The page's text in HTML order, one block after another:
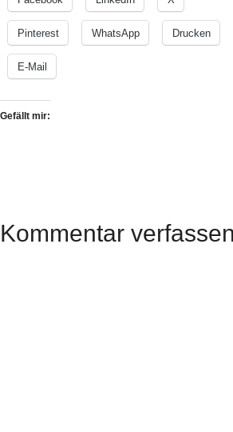
Pinterest WhatsApp Drucken
E-Mail
Gefällt mir:
Kommentar verfassen